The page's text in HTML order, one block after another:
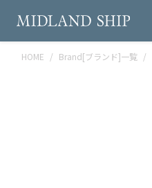
HOME Brand[ブランド]一覧